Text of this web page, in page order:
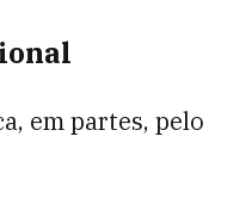
em partes, pelo